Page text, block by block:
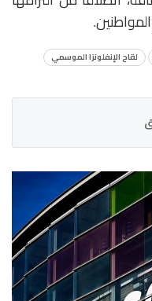
لقاح الإنفلونزا الموسمي